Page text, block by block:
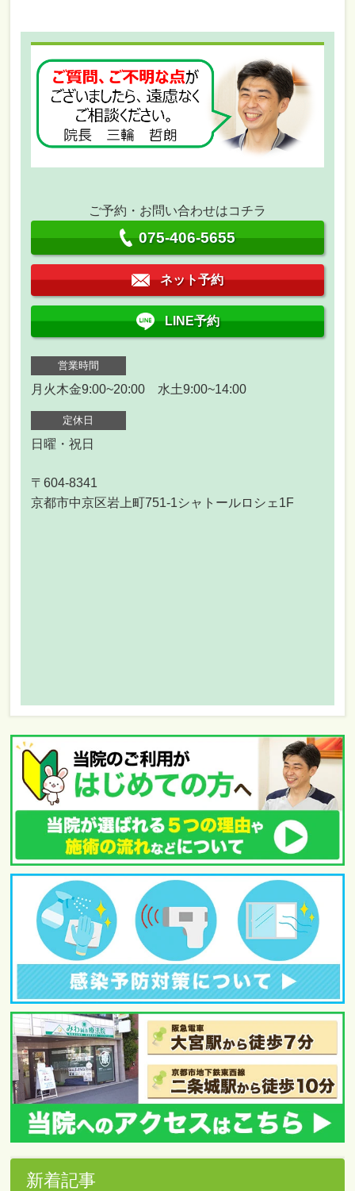
ご予約・お問い合わせはコチラ
075-406-5655
ネット予約
LINE予約
営業時間
月火木金9:00~20:00 水土9:00~14:00
定休日
日曜・祝日
〒604-8341
京都市中京区岩上町751-1シャトールロシェ1F
新着記事